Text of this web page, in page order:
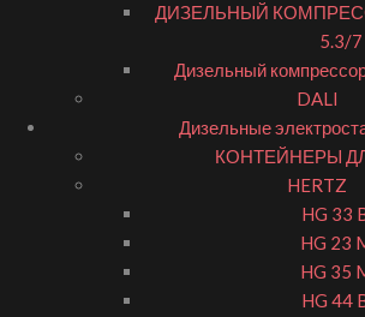
ДИЗЕЛЬНЫЙ
5.3/7
Дизельный
DALI
Дизельные
КОНТЕЙНЕРЫ
HERTZ
HG 33
HG 23
HG 35
HG 44